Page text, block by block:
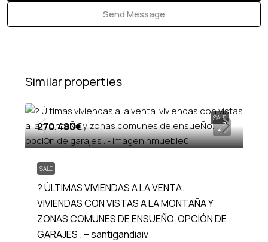
Send Message
Similar properties
SALE
270,480€
SALE
? ÚLTIMAS VIVIENDAS A LA VENTA.
VIVIENDAS CON VISTAS A LA MONTAÑA Y
ZONAS COMUNES DE ENSUEÑO. OPCIÓN DE
GARAJES . – santigandiaiv